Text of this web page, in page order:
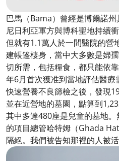
巴馬（Bama）曾經是博爾諾
尼日利亞軍方與博科聖地持續
但就有1.1萬人於一間醫院的營
建帳篷棲身，當中大多數是婦
切所需，包括糧食，都只能依
年6月首次獲准到當地評估醫
快速營養不良篩檢之後，發現
並在近營地的墓園，點算到
其中多達480座是兒童的墓地
的項目總管哈特姆（Ghada
隔絕。我們被告知那裡的人被